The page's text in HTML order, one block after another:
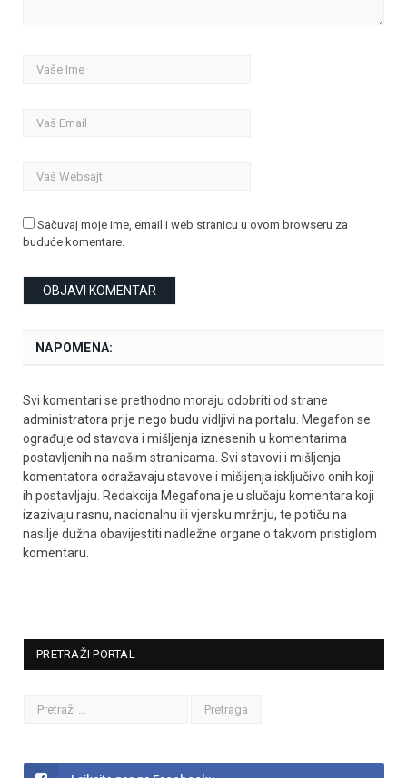
Sačuvaj moje ime, email i web stranicu u ovom browseru za
buduće komentare.
NAPOMENA:
Svi komentari se prethodno moraju odobriti od strane
administratora prije nego budu vidljivi na portalu. Megafon se
ograđuje od stavova i mišljenja iznesenih u komentarima
postavljenih na našim stranicama. Svi stavovi i mišljenja
komentatora odražavaju stavove i mišljenja isključivo onih koji
ih postavljaju. Redakcija Megafona je u slučaju komentara koji
izazivaju rasnu, nacionalnu ili vjersku mržnju, te potiču na
nasilje dužna obavijestiti nadležne organe o takvom pristiglom
komentaru.
PRETRAŽI PORTAL